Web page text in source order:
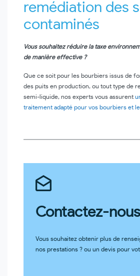
remédiation des
contaminés
Vous souhaitez réduire la taxe
de manière effective ?
Que ce soit pour les bourbiers issus de
des puits en production, ou tout type de
semi-liquide, nos experts vous assurent
traitement adapté pour vos bourbiers et
Contactez-nous
Vous souhaitez obtenir plus de
nos prestations ? ou un devis pour